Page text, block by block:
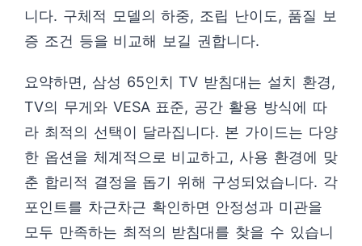
니다. 구체적 모델의 하중, 조립 난이도, 품질 보
증 조건 등을 비교해 보길 권합니다.
요약하면, 삼성 65인치 TV 받침대는 설치 환경,
TV의 무게와 VESA 표준, 공간 활용 방식에 따
라 최적의 선택이 달라집니다. 본 가이드는 다양
한 옵션을 체계적으로 비교하고, 사용 환경에 맞
춘 합리적 결정을 돕기 위해 구성되었습니다. 각
포인트를 차근차근 확인하면 안정성과 미관을
모두 만족하는 최적의 받침대를 찾을 수 있습니